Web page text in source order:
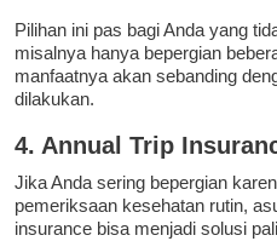
Pilihan ini pas bagi Anda yang
misalnya hanya bepergian
manfaatnya akan sebanding
dilakukan.
4. Annual Trip
Jika Anda sering bepergian
pemeriksaan kesehatan rutin,
insurance bisa menjadi solusi